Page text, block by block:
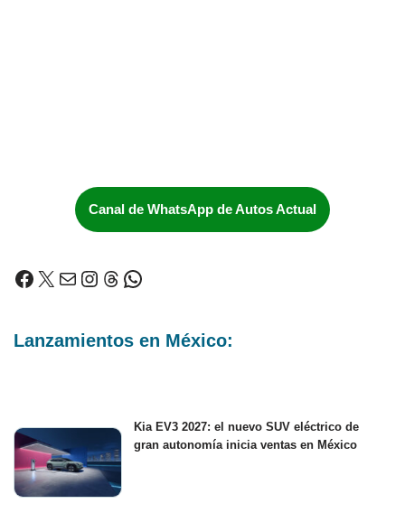
Canal de WhatsApp de Autos Actual
Lanzamientos en México:
Kia EV3 2027: el nuevo SUV eléctrico de
gran autonomía inicia ventas en México